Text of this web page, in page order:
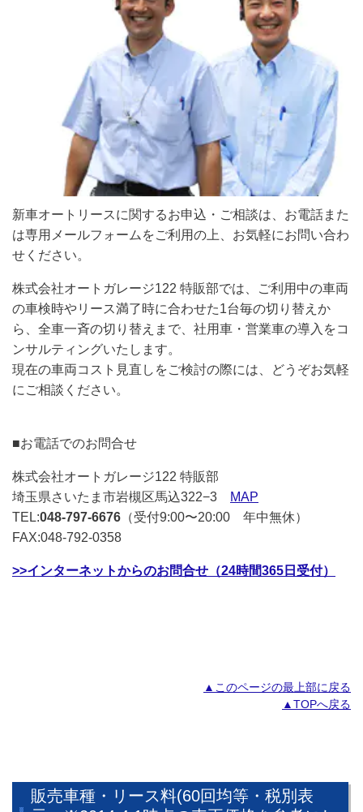
新車オートリースに関するお申込・ご相談は、お電話また
は専用メールフォームをご利用の上、お気軽にお問い合わ
せください。
株式会社オートガレージ122 特販部では、ご利用中の車両
の車検時やリース満了時に合わせた1台毎の切り替えか
ら、全車一斉の切り替えまで、社用車・営業車の導入をコ
ンサルティングいたします。
現在の車両コスト見直しをご検討の際には、どうぞお気軽
にご相談ください。
■お電話でのお問合せ
株式会社オートガレージ122 特販部
埼玉県さいたま市岩槻区馬込322−3
MAP
TEL:048-797-6676 （受付9:00〜20:00 年中無休）
FAX:048-792-0358
>>インターネットからのお問合せ（24時間365日受付）
▲このページの最上部に戻る
▲TOPへ戻る
販売車種・リース料(60回均等・税別表